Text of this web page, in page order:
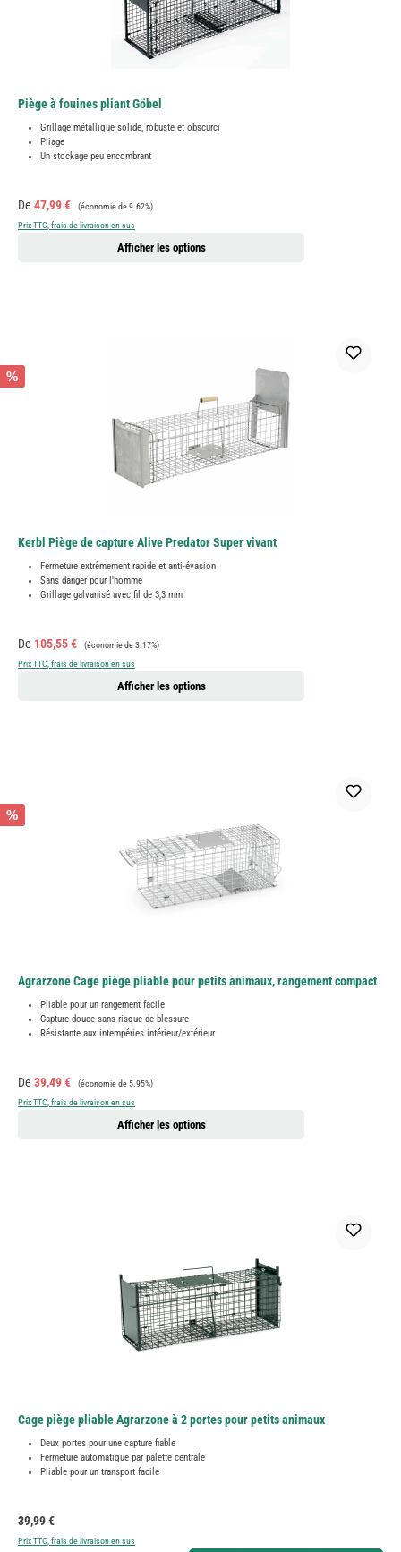
Piège à fouines pliant Göbel
Grillage métallique solide, robuste et obscurci
Pliage
Un stockage peu encombrant
Prix de vente :
De 47,99 € Prix régulier :
(économie de 9.62%)
Prix TTC, frais de livraison en sus
Afficher les options
%
Kerbl Piège de capture Alive Predator Super vivant
Fermeture extrêmement rapide et anti-évasion
Sans danger pour l'homme
Grillage galvanisé avec fil de 3,3 mm
Prix de vente :
De 105,55 € Prix régulier :
(économie de 3.17%)
Prix TTC, frais de livraison en sus
Afficher les options
%
Agrarzone Cage piège pliable pour petits animaux, rangement compact
Pliable pour un rangement facile
Capture douce sans risque de blessure
Résistante aux intempéries intérieur/extérieur
Prix de vente :
De 39,49 € Prix régulier :
(économie de 5.95%)
Prix TTC, frais de livraison en sus
Afficher les options
Cage piège pliable Agrarzone à 2 portes pour petits animaux
Deux portes pour une capture fiable
Fermeture automatique par palette centrale
Pliable pour un transport facile
Prix régulier :
39,99 €
Prix TTC, frais de livraison en sus